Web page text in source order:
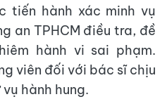
tiến hành xác minh vụ
an TPHCM điều tra, đề
hành vi sai phạm.
viên đối với bác sĩ chịu
hành hung.